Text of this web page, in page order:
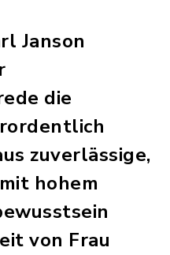
Janson
die
zuverlässige,
hohem
von Frau